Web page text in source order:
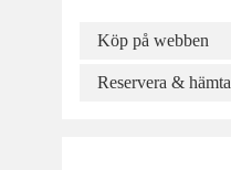
Köp på webben
Reservera & hämta